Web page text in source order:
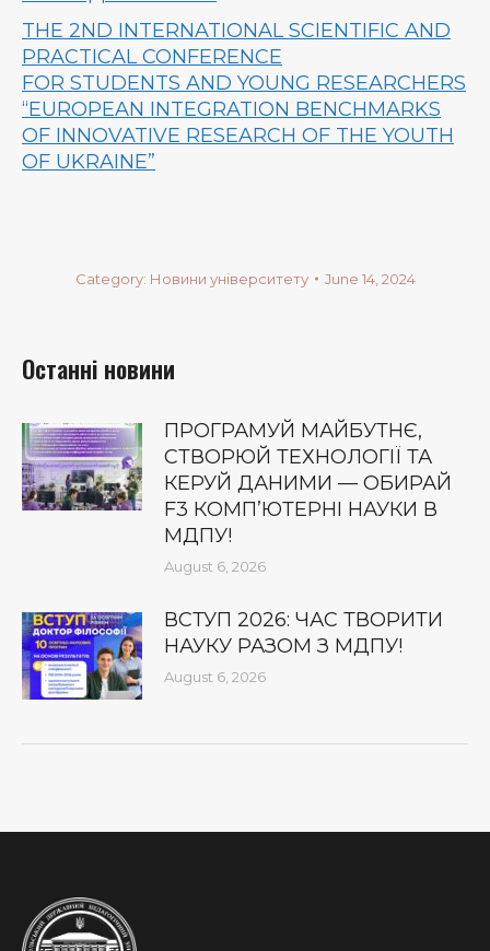
THE 2ND INTERNATIONAL SCIENTIFIC AND
PRACTICAL CONFERENCE
FOR STUDENTS AND YOUNG RESEARCHERS
“EUROPEAN INTEGRATION BENCHMARKS
OF INNOVATIVE RESEARCH OF THE YOUTH
OF UKRAINE”
Category: Новини університету June 14, 2024
Останні новини
ПРОГРАМУЙ МАЙБУТНЄ,
СТВОРЮЙ ТЕХНОЛОГІЇ ТА
КЕРУЙ ДАНИМИ — ОБИРАЙ
F3 КОМП’ЮТЕРНІ НАУКИ В
МДПУ!
August 6, 2026
ВСТУП 2026: ЧАС ТВОРИТИ
НАУКУ РАЗОМ З МДПУ!
August 6, 2026